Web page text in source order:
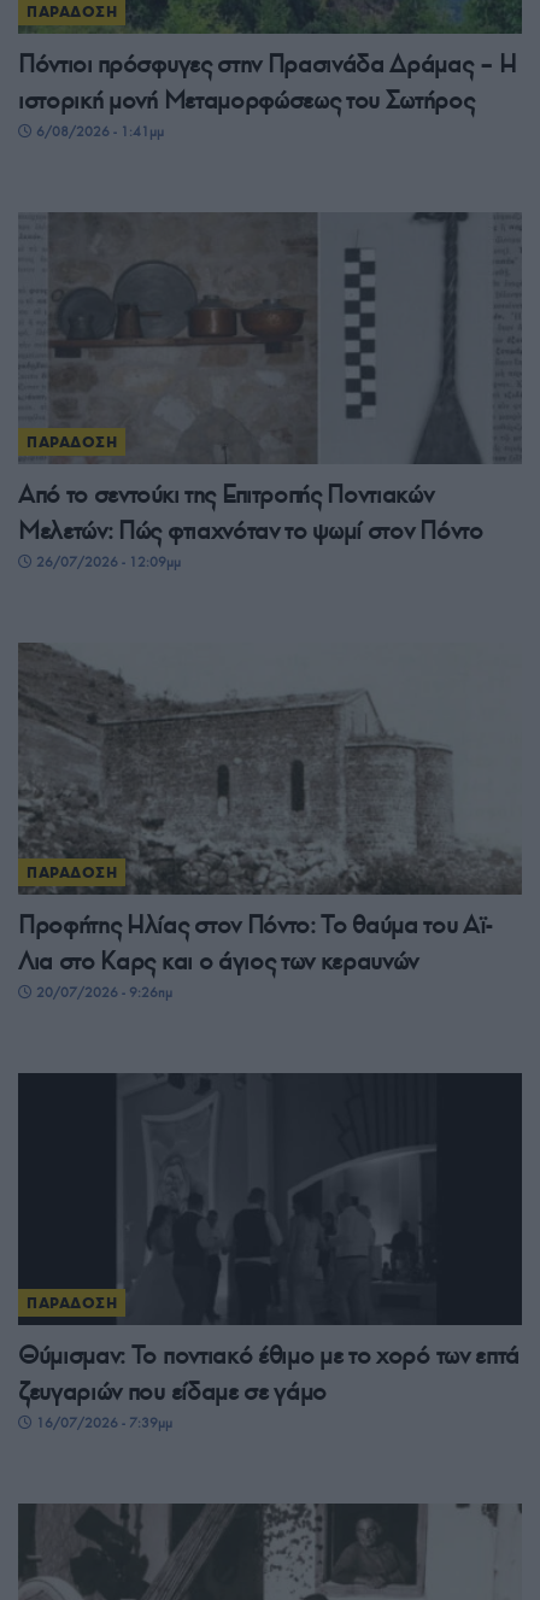
ΠΑΡΑΔΟΣΗ
Πόντιοι πρόσφυγες στην Πρασινάδα Δράμας – Η
ιστορική μονή Μεταμορφώσεως του Σωτήρος
6/08/2026 - 1:41μμ
ΠΑΡΑΔΟΣΗ
Από το σεντούκι της Επιτροπής Ποντιακών
Μελετών: Πώς φτιαχνόταν το ψωμί στον Πόντο
26/07/2026 - 12:09μμ
ΠΑΡΑΔΟΣΗ
Προφήτης Ηλίας στον Πόντο: Το θαύμα του Αϊ-
Λια στο Καρς και ο άγιος των κεραυνών
20/07/2026 - 9:26πμ
ΠΑΡΑΔΟΣΗ
Θύμισμαν: Το ποντιακό έθιμο με το χορό των επτά
ζευγαριών που είδαμε σε γάμο
16/07/2026 - 7:39μμ